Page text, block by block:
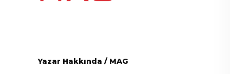
Yazar Hakkında / MAG